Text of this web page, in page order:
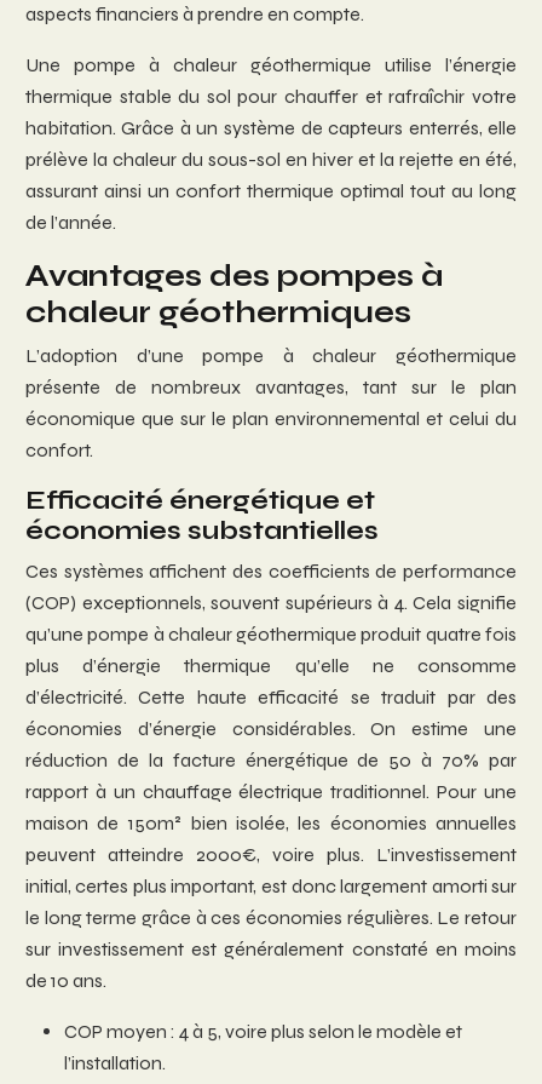
aspects financiers à prendre en compte.
Une pompe à chaleur géothermique utilise l’énergie
thermique stable du sol pour chauffer et rafraîchir votre
habitation. Grâce à un système de capteurs enterrés, elle
prélève la chaleur du sous-sol en hiver et la rejette en été,
assurant ainsi un confort thermique optimal tout au long
de l’année.
Avantages des pompes à
chaleur géothermiques
L’adoption d’une pompe à chaleur géothermique
présente de nombreux avantages, tant sur le plan
économique que sur le plan environnemental et celui du
confort.
Efficacité énergétique et
économies substantielles
Ces systèmes affichent des coefficients de performance
(COP) exceptionnels, souvent supérieurs à 4. Cela signifie
qu’une pompe à chaleur géothermique produit quatre fois
plus d’énergie thermique qu’elle ne consomme
d’électricité. Cette haute efficacité se traduit par des
économies d’énergie considérables. On estime une
réduction de la facture énergétique de 50 à 70% par
rapport à un chauffage électrique traditionnel. Pour une
maison de 150m² bien isolée, les économies annuelles
peuvent atteindre 2000€, voire plus. L’investissement
initial, certes plus important, est donc largement amorti sur
le long terme grâce à ces économies régulières. Le retour
sur investissement est généralement constaté en moins
de 10 ans.
COP moyen : 4 à 5, voire plus selon le modèle et
l’installation.